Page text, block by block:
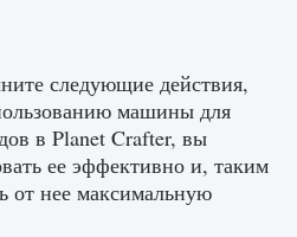
Delta Force
1 286 0 0
следующие действия,
машины для
в Planet Crafter, вы
ее эффективно и, таким
от нее максимальную